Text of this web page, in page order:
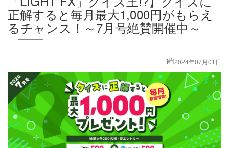
正解すると毎月最大1,000円がもらえ
るチャンス！～7月号絶賛開催中～
2024年07月01日